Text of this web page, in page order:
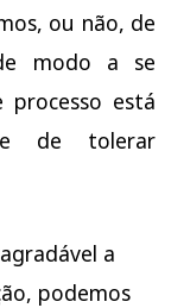
ou não, de
modo a se
processo está
de tolerar
a
podemos